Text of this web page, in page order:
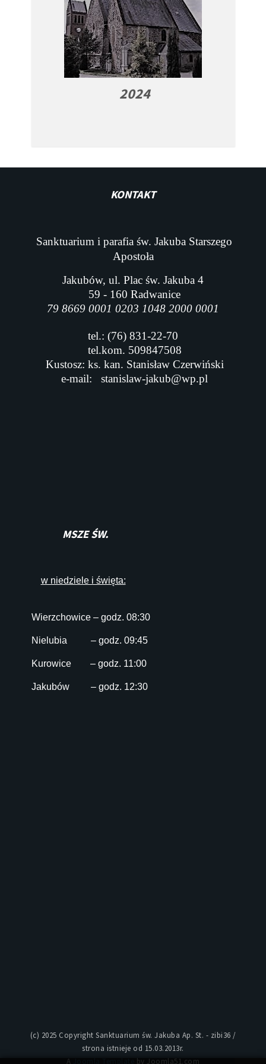
2024
KONTAKT
Sanktuarium i parafia św. Jakuba Starszego
Apostoła
Jakubów, ul. Plac św. Jakuba 4
59 - 160 Radwanice
79 8669 0001 0203 1048 2000 0001
tel.: (76) 831-22-70
tel.kom. 509847508
Kustosz: ks. kan. Stanisław Czerwiński
e-mail: stanislaw-jakub@wp.pl
MSZE ŚW.
w niedziele i święta:
Wierzchowice – godz. 08:30
Nielubia – godz. 09:45
Kurowice – godz. 11:00
Jakubów – godz. 12:30
(c) 2025 Copyright Sanktuarium św. Jakuba Ap. St. - zibi36 /
strona istnieje od 15.03.2013r.
A
by Joomla51.com